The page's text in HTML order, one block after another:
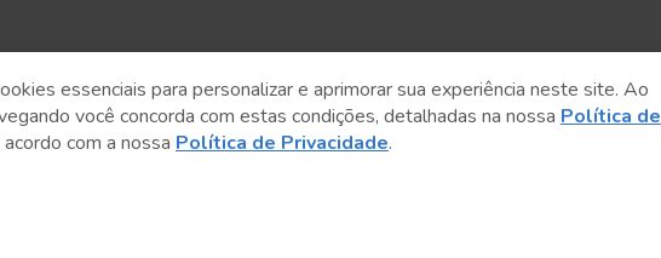
essenciais para personalizar e aprimorar sua experiência neste site. Ao
você concorda com estas condições, detalhadas na nossa Política de
com a nossa Política de Privacidade.